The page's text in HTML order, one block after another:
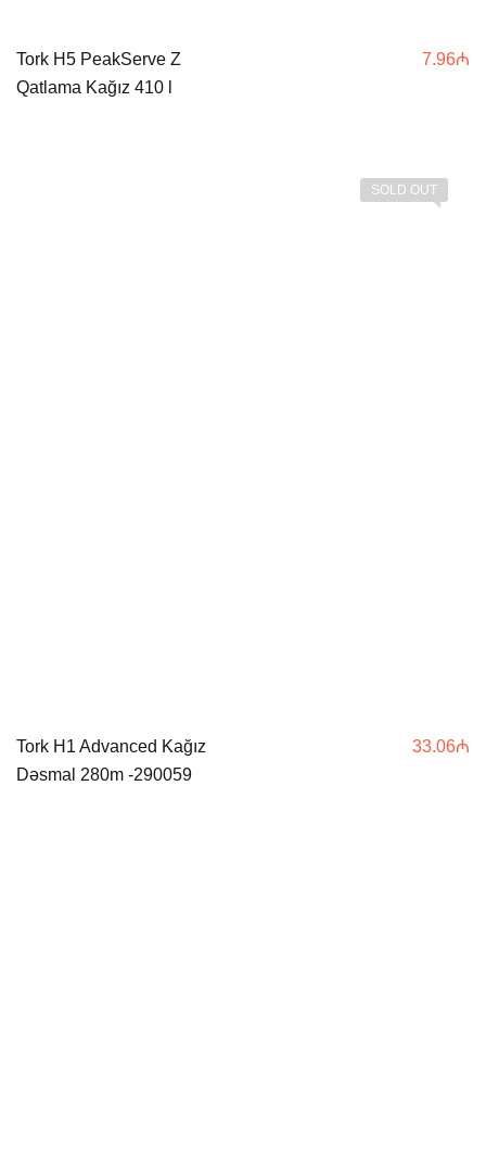
Tork H5 PeakServe Z
Qatlama Kağız 410 l
7.96₼
SOLD OUT
Tork H1 Advanced Kağız
Dəsmal 280m -290059
33.06₼